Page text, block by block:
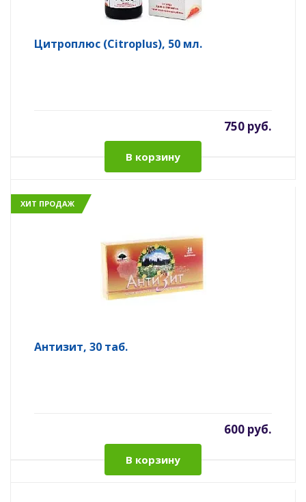
Цитроплюс (Citroplus), 50 мл.
750 руб.
В корзину
ХИТ ПРОДАЖ
Антизит, 30 таб.
600 руб.
В корзину